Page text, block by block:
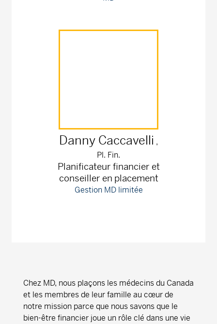
Danny Caccavelli ,
Pl. Fin.
Planificateur financier et
conseiller en placement
Gestion MD limitée
Chez MD, nous plaçons les médecins du Canada
et les membres de leur famille au cœur de
notre mission parce que nous savons que le
bien-être financier joue un rôle clé dans une vie